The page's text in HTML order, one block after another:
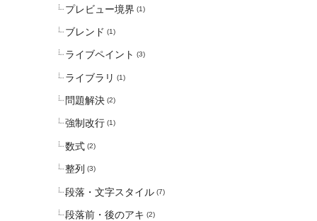
プレビュー境界 (1)
ブレンド (1)
ライブペイント (3)
ライブラリ (1)
問題解決 (2)
強制改行 (1)
数式 (2)
整列 (3)
段落・文字スタイル (7)
段落前・後のアキ (2)